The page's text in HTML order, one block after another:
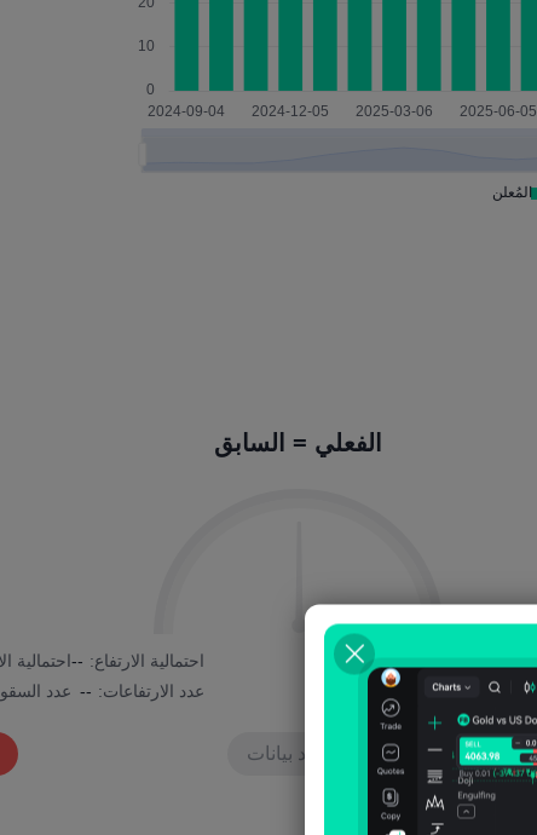
الفعلي = السابق
احتمالية الارتفاع: --
عدد الارتفاعات: --
عدد السقوط:
لا توجد بيانات
احتمالية
عدد